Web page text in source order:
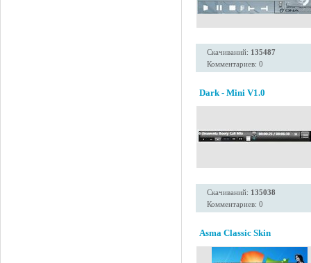
Скачиваний: 135487
Комментариев: 0
Dark - Mini V1.0
Скачиваний: 135038
Комментариев: 0
Asma Classic Skin